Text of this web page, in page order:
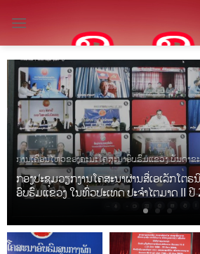
content
ແລະ
ການເຄື່ອນໄຫວຂອງຄະນະໂຄສະນາອົບຮົມແຂ
ຝຶກອົບຮົມມະຫາຊົນເພື່ອຂະຫຍາຍເຂົ້